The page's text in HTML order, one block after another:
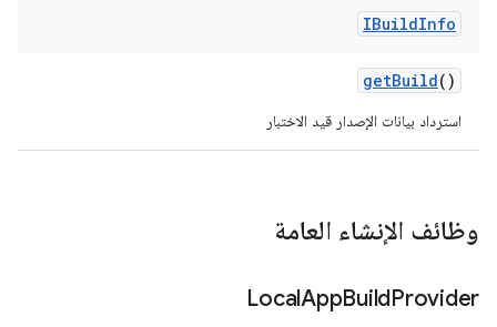
IBuildInfo
getBuild()
استرداد بيانات الإصدار قيد الاختبار
وظائف الإنشاء العامة
LocalAppBuildProvider